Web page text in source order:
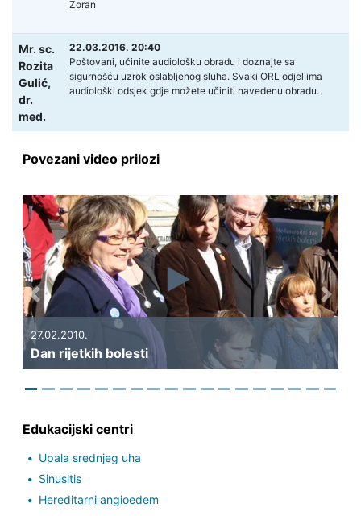
Zoran
Mr. sc.
Rozita
Gulić,
dr.
med.
22.03.2016. 20:40
Poštovani, učinite audiološku obradu i doznajte sa
sigurnošću uzrok oslabljenog sluha. Svaki ORL odjel ima
audiološki odsjek gdje možete učiniti navedenu obradu.
Povezani video prilozi
27.02.2010.
Dan rijetkih bolesti
Previous Next
Edukacijski centri
Upala srednjeg uha
Sinusitis
Hereditarni angioedem